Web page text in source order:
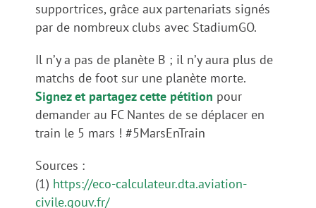
supportrices, grâce aux partenariats signés
par de nombreux clubs avec StadiumGO.
Il n’y a pas de planète B ; il n’y aura plus de
matchs de foot sur une planète morte.
Signez et partagez cette pétition pour
demander au FC Nantes de se déplacer en
train le 5 mars ! #5MarsEnTrain
Sources :
(1) https://eco-calculateur.dta.aviation-
civile.gouv.fr/